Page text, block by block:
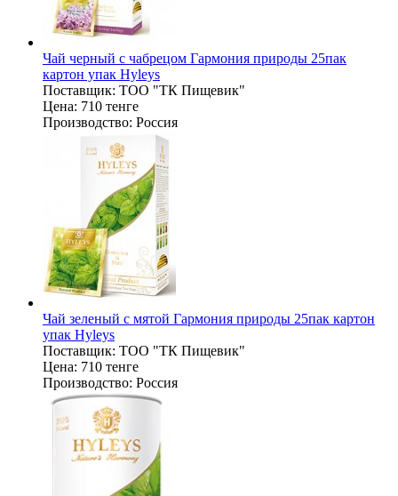
Чай черный с чабрецом Гармония природы 25пак
картон упак Hyleys
Поставщик: ТОО "ТК Пищевик"
Цена: 710 тенге
Производство: Россия
Чай зеленый с мятой Гармония природы 25пак картон
упак Hyleys
Поставщик: ТОО "ТК Пищевик"
Цена: 710 тенге
Производство: Россия